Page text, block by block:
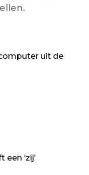
uit de
een ‘zij’